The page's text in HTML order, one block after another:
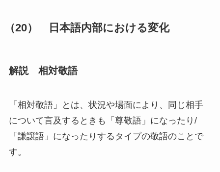
（20） 日本語内部における変化
解説 相対敬語
「相対敬語」 とは、 状況や場面により、同じ相手
について言及するときも「尊敬語」になったり/
「謙譲語」になったりするタイプの敬語のことで
す。